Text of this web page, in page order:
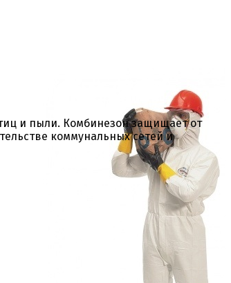
и пыли. Комбинезон защищает от
коммунальных сетей и